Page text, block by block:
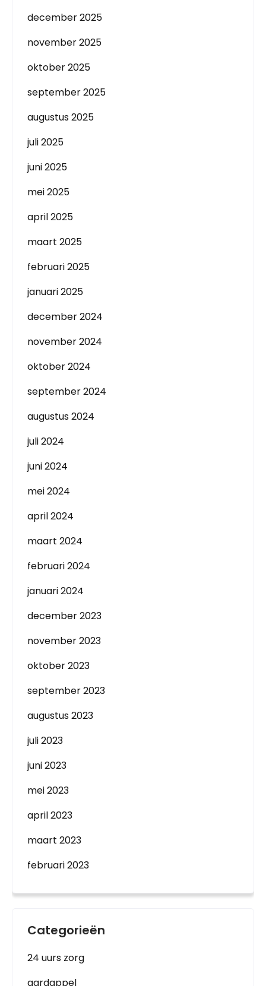
december 2025
november 2025
oktober 2025
september 2025
augustus 2025
juli 2025
juni 2025
mei 2025
april 2025
maart 2025
februari 2025
januari 2025
december 2024
november 2024
oktober 2024
september 2024
augustus 2024
juli 2024
juni 2024
mei 2024
april 2024
maart 2024
februari 2024
januari 2024
december 2023
november 2023
oktober 2023
september 2023
augustus 2023
juli 2023
juni 2023
mei 2023
april 2023
maart 2023
februari 2023
Categorieën
24 uurs zorg
aardappel